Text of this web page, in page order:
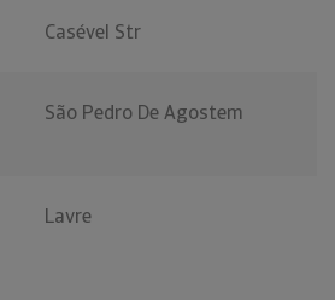
Casével Str
São Pedro De Agostem
Lavre